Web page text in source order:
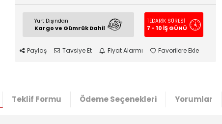
Yurt Dışından
Kargo ve Gümrük Dahil
TEDARİK SÜRESİ
7 - 10 İŞ GÜNÜ
Paylaş Tavsiye Et Fiyat Alarmı Favorilere Ekle
Teklif Formu Ödeme Seçenekleri Yorumlar